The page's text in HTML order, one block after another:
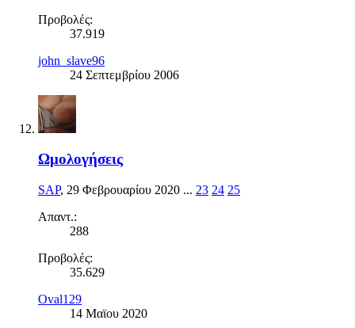
Προβολές:
37.919
john_slave96
24 Σεπτεμβρίου 2006
Ωμολογήσεις
SAP, 29 Φεβρουαρίου 2020 ... 23 24 25
Απαντ.:
288
Προβολές:
35.629
Oval129
14 Μαϊου 2020